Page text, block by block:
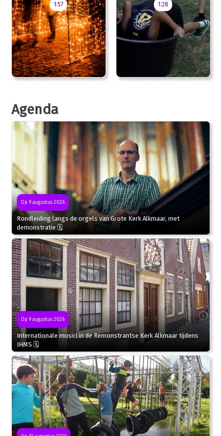
1:57 1:28
Agenda
Op 9 augustus 2026
Rondleiding langs de orgels van Grote Kerk Alkmaar, met
demonstratie 🗓
Op 9 augustus 2026
Internationale musici in de Remonstrantse Kerk Alkmaar tijdens
IHMS 🗓